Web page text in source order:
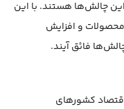
چالش‌ها هستند. با این
و افزایش
فائق آیند.
کشورهای